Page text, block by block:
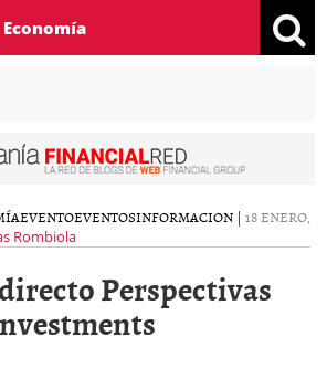
EVENTOEVENTOSINFORMACION | 18 ENERO,
Rombiola
Perspectivas